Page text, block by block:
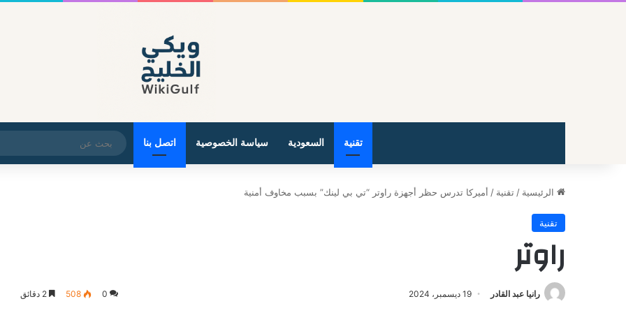
تقنية السعودية سياسة الخصوصية اتصل بنا
الرئيسية / تقنية / أميركا تدرس حظر أجهزة راوتر “تي بي لينك” بسبب مخاوف أمنية
تقنية
راوتر
رانيا عبد القادر 19 ديسمبر، 2024 0
508